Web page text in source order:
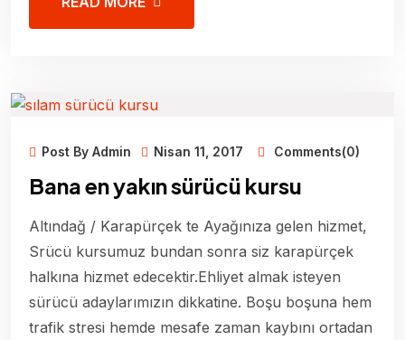
Post By Admin Nisan 11, 2017 Comments(0)
Bana en yakın sürücü kursu
Altındağ / Karapürçek te Ayağınıza gelen hizmet,
Srücü kursumuz bundan sonra siz karapürçek
halkına hizmet edecektir.Ehliyet almak isteyen
sürücü adaylarımızın dikkatine. Boşu boşuna hem
trafik stresi hemde mesafe zaman kaybını ortadan